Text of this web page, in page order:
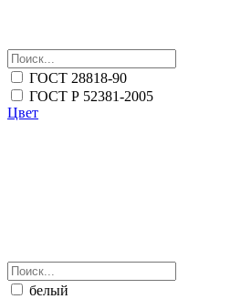
ГОСТ 28818-90
ГОСТ Р 52381-2005
Цвет
белый